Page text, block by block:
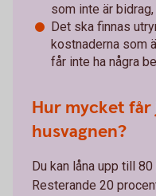
som inte är
Det ska finnas
kostnaderna som
får inte ha några
Hur mycket får
husvagnen?
Du kan låna upp till
Resterande 20